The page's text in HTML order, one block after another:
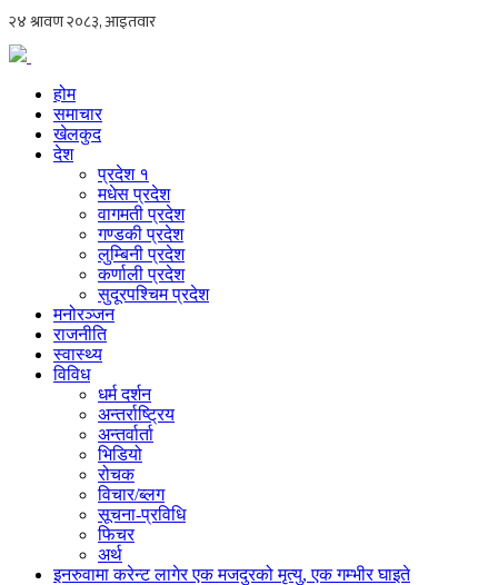
होम
समाचार
खेलकुद
देश
प्रदेश १
मधेस प्रदेश
वागमती प्रदेश
गण्डकी प्रदेश
लुम्बिनी प्रदेश
कर्णाली प्रदेश
सुदूरपश्चिम प्रदेश
मनोरञ्जन
राजनीति
स्वास्थ्य
विविध
धर्म दर्शन
अन्तर्राष्ट्रिय
अन्तर्वार्ता
भिडियो
रोचक
विचार/ब्लग
सूचना-प्रविधि
फिचर
अर्थ
इनरुवामा करेन्ट लागेर एक मजदुरको मृत्यु, एक गम्भीर घाइते